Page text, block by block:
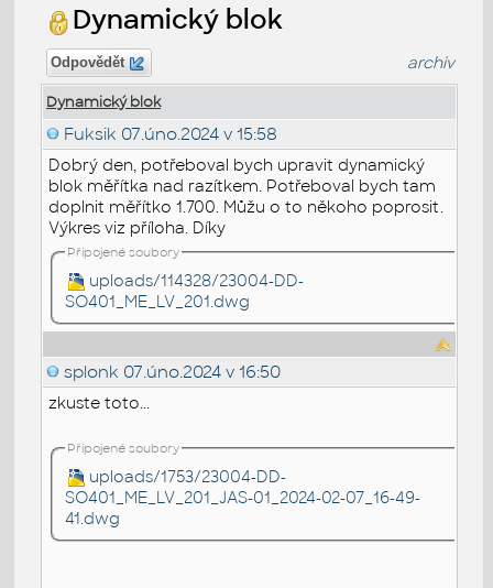
Dynamický blok
Odpovědět archiv
Dynamický blok
Fuksik 07.úno.2024 v 15:58
Dobrý den, potřeboval bych upravit dynamický
blok měřítka nad razítkem. Potřeboval bych tam
doplnit měřítko 1.700. Můžu o to někoho poprosit.
Výkres viz příloha. Díky
Připojené soubory
uploads/114328/23004-DD-
SO401_ME_LV_201.dwg
splonk 07.úno.2024 v 16:50
zkuste toto...
Připojené soubory
uploads/1753/23004-DD-
SO401_ME_LV_201_JAS-01_2024-02-07_16-49-
41.dwg